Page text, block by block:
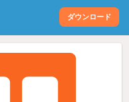
ダウンロード